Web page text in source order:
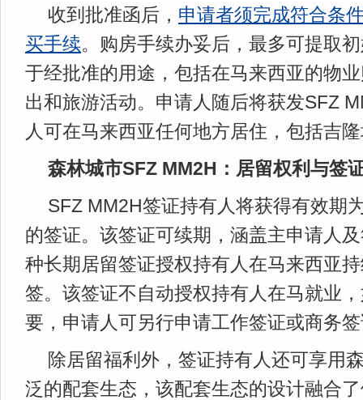
收到批准函后， 申请者须完成符合条
买手续。购房手续办妥后，最多可提取
于经批准的用途，包括在马来西亚的物
出和旅游活动。申请人随后将获发SFZ
人可在马来西亚任何地方居住，包括吉
森林城市SFZ MM2H ：居留权利与签
SFZ MM2H签证持有人将获得有效期
的签证。该签证可续期，涵盖主申请人
种长期居留签证授权持有人在马来西亚
签。该签证不自动授权持有人在马就业
要，申请人可另行申请工作签证或商务
除居留福利外，签证持有人还可享用
泛的配套生态，该配套生态的设计融合